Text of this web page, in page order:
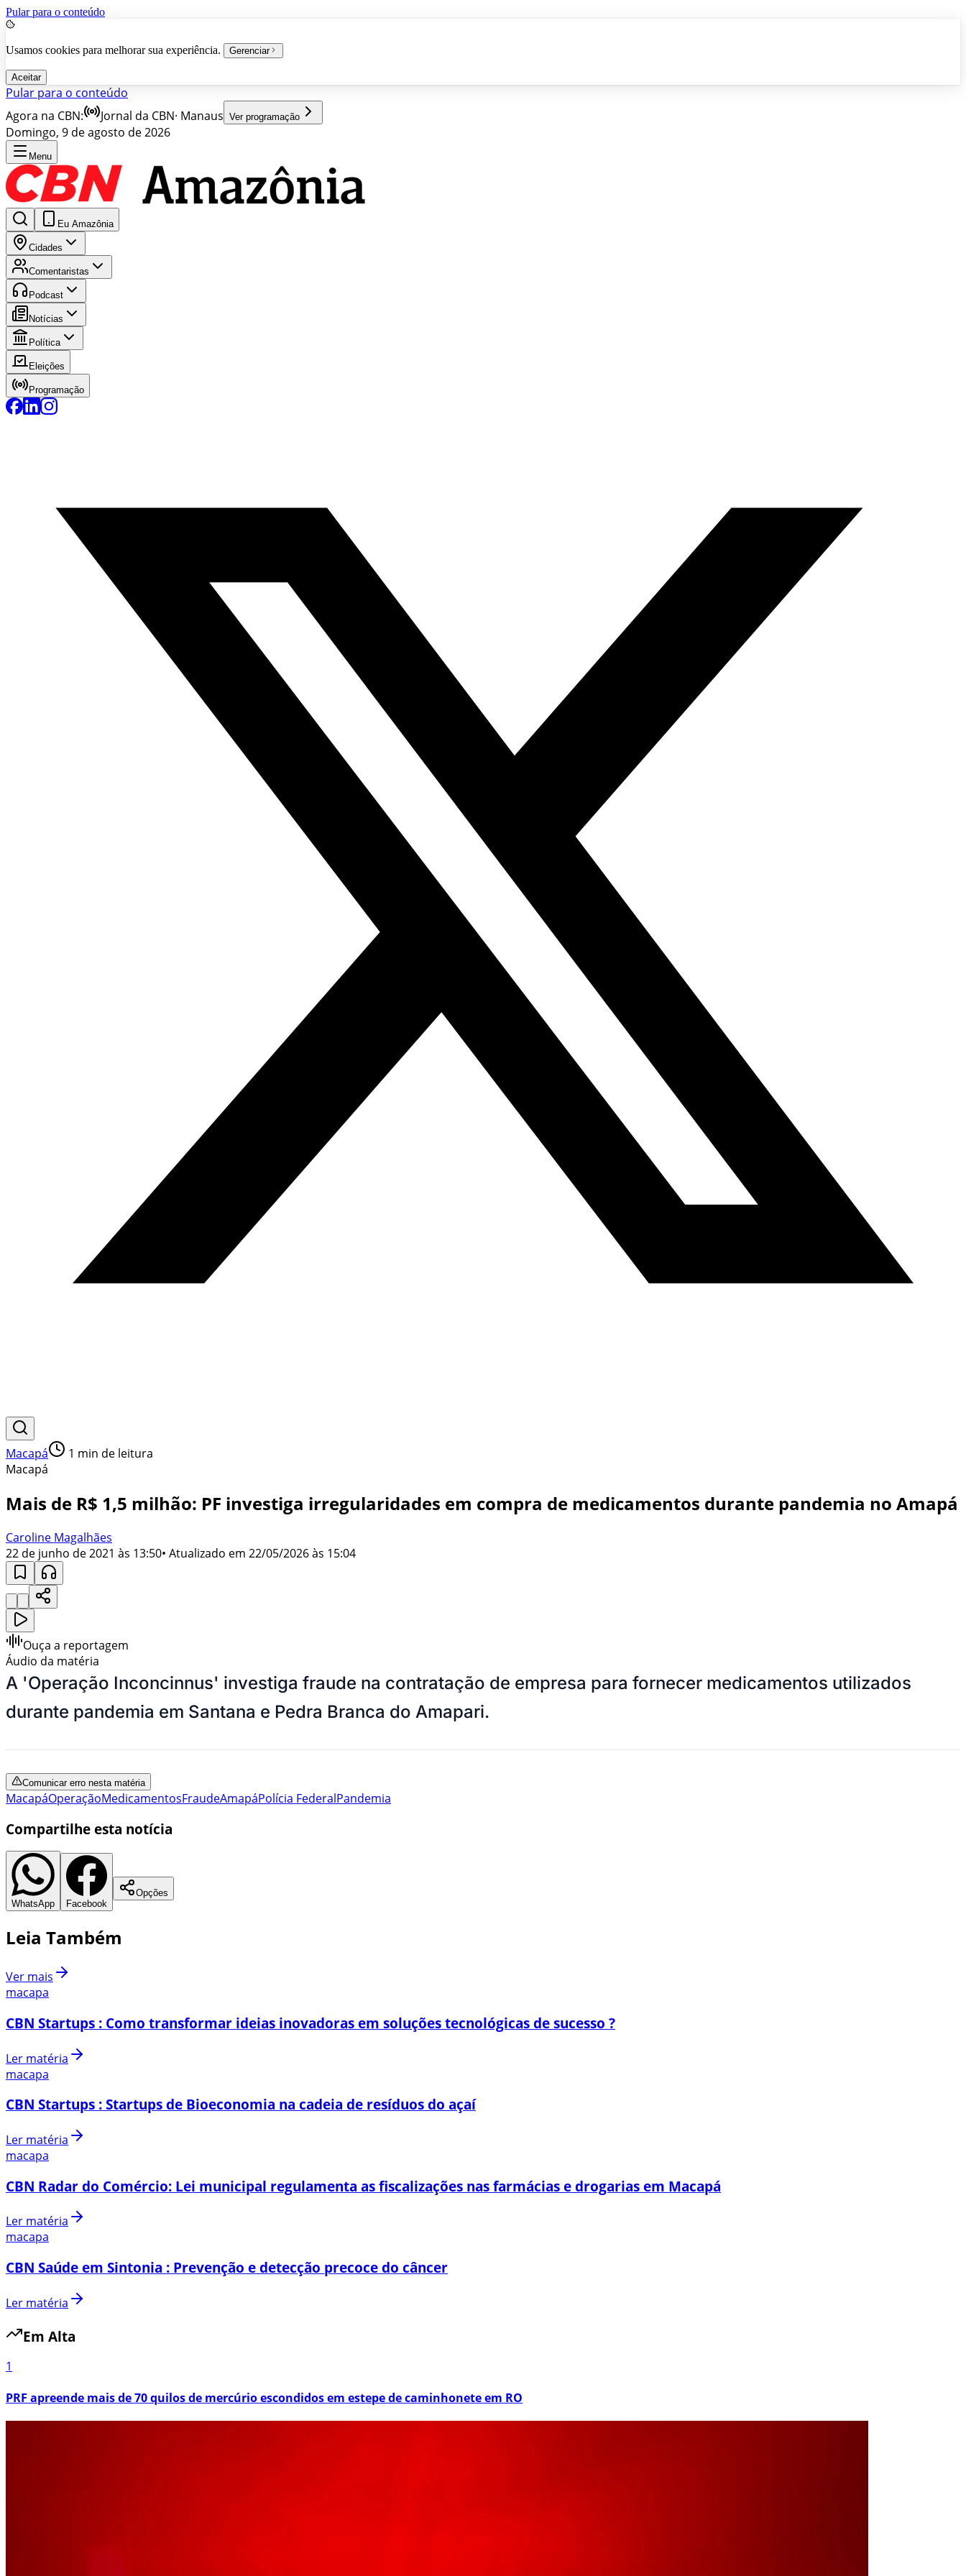
Pular para o conteúdo
Usamos cookies para melhorar sua experiência. Gerenciar
Aceitar
Pular para o conteúdo
Agora na CBN:
Jornal da CBN· Manaus Ver programação
Domingo, 9 de agosto de 2026
Menu
Eu Amazônia
Cidades
Comentaristas
Podcast
Notícias
Política
Eleições
Programação
Macapá 1 min de leitura
Macapá
Mais de R$ 1,5 milhão: PF investiga irregularidades em compra de medicamentos durante pandemia no Amapá
Caroline Magalhães
22 de junho de 2021 às 13:50• Atualizado em 22/05/2026 às 15:04
Ouça a reportagem
Áudio da matéria
A 'Operação Inconcinnus' investiga fraude na contratação de empresa para fornecer medicamentos utilizados
durante pandemia em Santana e Pedra Branca do Amapari.
Comunicar erro nesta matéria
MacapáOperaçãoMedicamentosFraudeAmapáPolícia FederalPandemia
Compartilhe esta notícia
WhatsApp Facebook
Opções
Leia Também
Ver mais
macapa
CBN Startups : Como transformar ideias inovadoras em soluções tecnológicas de sucesso ?
Ler matéria
macapa
CBN Startups : Startups de Bioeconomia na cadeia de resíduos do açaí
Ler matéria
macapa
CBN Radar do Comércio: Lei municipal regulamenta as fiscalizações nas farmácias e drogarias em Macapá
Ler matéria
macapa
CBN Saúde em Sintonia : Prevenção e detecção precoce do câncer
Ler matéria
Em Alta
1
PRF apreende mais de 70 quilos de mercúrio escondidos em estepe de caminhonete em RO